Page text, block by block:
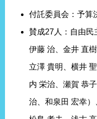
付託委員会：予算
賛成27人：自由民
伊藤 治、金井 直
立澤 貴明、横井
内 栄治、瀬賀 恭
治、和泉田 宏幸